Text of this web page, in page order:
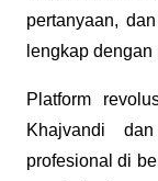
pertanyaan,
lengkap
Platform
Khajvandi
profesional di